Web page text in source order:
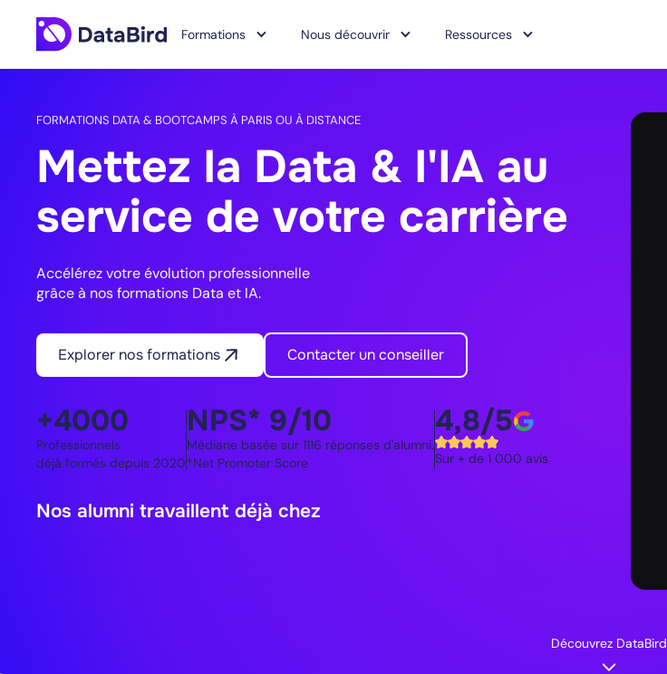
Formations Nous découvrir Ressources
FORMATIONS DATA & BOOTCAMPS À PARIS OU À DISTANCE
Mettez la Data & l'IA au
service de votre carrière
Accélérez votre évolution professionnelle
grâce à nos formations Data et IA.
Explorer nos formations Contacter un conseiller
+4000
Professionnels
déjà formés depuis 2020
NPS* 9/10
Médiane basée sur 1116 réponses d'alumni.
*Net Promoter Score
4,8/5
Sur + de 1 000 avis
Nos alumni travaillent déjà chez
Découvrez DataBird